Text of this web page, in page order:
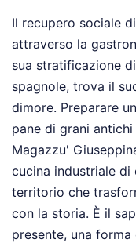
Il recupero sociale
attraverso la
sua stratificazione
spagnole, trova il
dimore. Preparare
pane di grani
Magazzu'
cucina industriale
territorio che
con la storia. È il
presente, una